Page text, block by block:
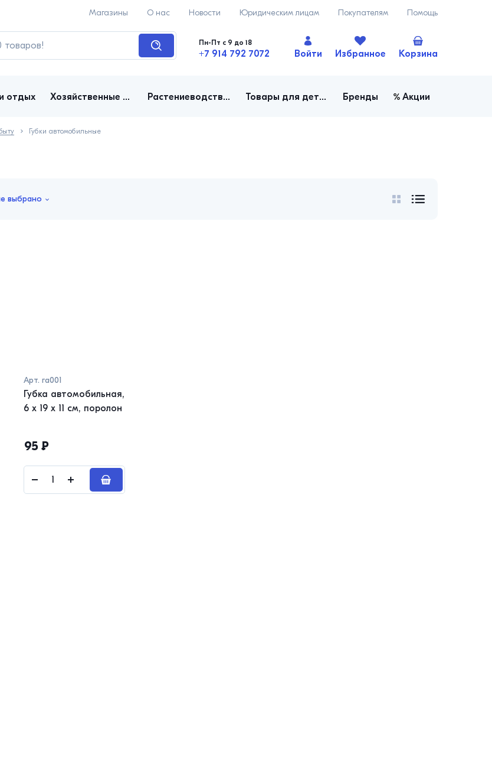
Магазины О нас Новости Юридическим лицам Покупателям Помощь
Пн-Пт с 9 до 18
+7 914 792 7072 Войти Избранное Корзина
отдых Хозяйственные товары Растениеводство, дача, огород Товары для детей Бренды Акции
Губки автомобильные
выбрано
Арт. га001
Губка автомобильная,
6 х 19 х 11 см, поролон
95₽